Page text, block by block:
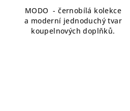
z
5
hvězdiček.
MODO - černobílá kolekce
a moderní jednoduchý tvar
koupelnových doplňků.